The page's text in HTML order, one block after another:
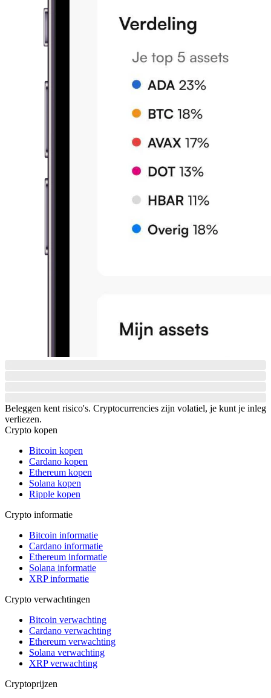
Beleggen kent risico's. Cryptocurrencies zijn volatiel, je kunt je inleg
verliezen.
Crypto kopen
Bitcoin kopen
Cardano kopen
Ethereum kopen
Solana kopen
Ripple kopen
Crypto informatie
Bitcoin informatie
Cardano informatie
Ethereum informatie
Solana informatie
XRP informatie
Crypto verwachtingen
Bitcoin verwachting
Cardano verwachting
Ethereum verwachting
Solana verwachting
XRP verwachting
Cryptoprijzen